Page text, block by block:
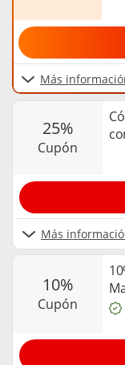
Más
25%
cupón
Más
10%
cupón